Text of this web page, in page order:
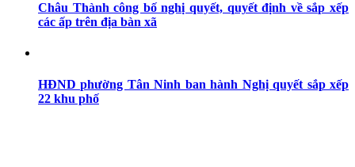
Châu Thành công bố nghị quyết, quyết định về sắp xếp
các ấp trên địa bàn xã
HĐND phường Tân Ninh ban hành Nghị quyết sắp xếp
22 khu phố